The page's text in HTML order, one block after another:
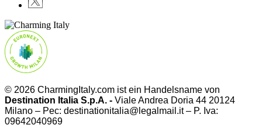
© 2026 CharmingItaly.com ist ein Handelsname von
Destination Italia S.p.A. - Viale Andrea Doria 44 20124
Milano – Pec: destinationitalia@legalmail.it – P. Iva:
09642040969